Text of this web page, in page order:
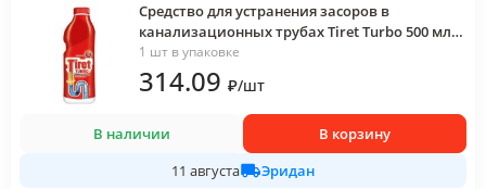
Средство для устранения засоров в
канализационных трубах Tiret Turbo 500 мл.,
ПЭТ
1 шт в упаковке
314.09 ₽/шт
В наличии
В корзину
11 августа
Эридан